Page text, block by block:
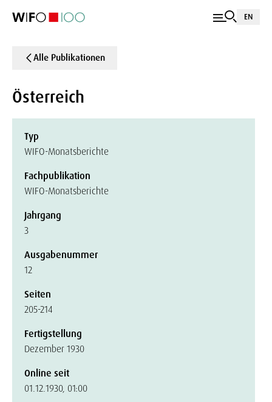
EN
Alle Publikationen
Österreich
Typ
WIFO-Monatsberichte
Fachpublikation
WIFO-Monatsberichte
Jahrgang
3
Ausgabenummer
12
Seiten
205-214
Fertigstellung
Dezember 1930
Online seit
01.12.1930, 01:00